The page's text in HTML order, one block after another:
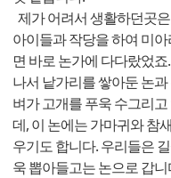
제가 어려서 생활하던곳
아이들과 작당을 하여 미
면 바로 논가에 다다랐었
나서 낱가리를 쌓아둔 논
벼가 고개를 푸욱 수그리
데, 이 논에는 가마귀와 참
우기도 합니다. 우리들은
욱 뽑아들고는 논으로 갑